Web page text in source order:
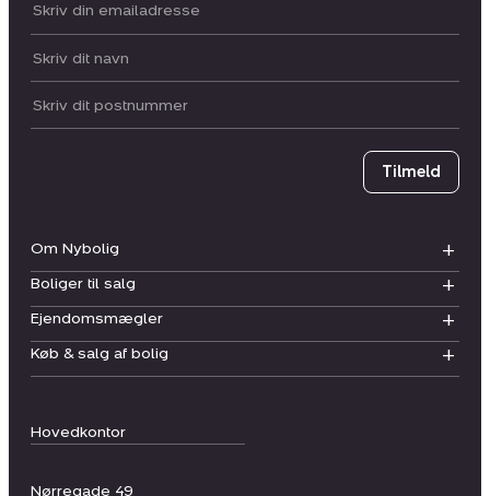
Hovedkontor
Nørregade 49
Om Nybolig
Boliger til salg
Ejendomsmægler
Køb & salg af bolig
Din email:
Dit navn:
Postnummer
Tilmeld